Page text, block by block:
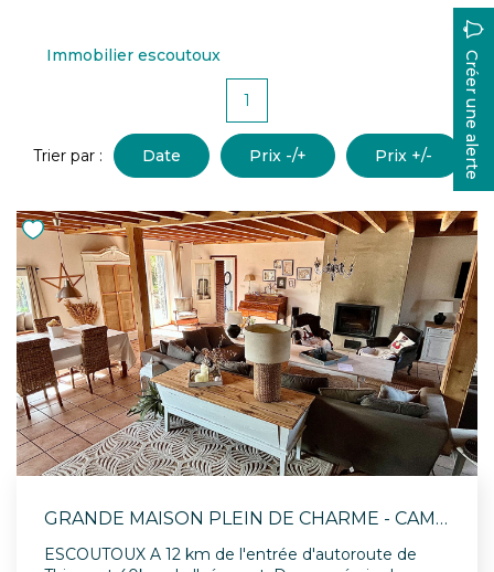
CONTACT
Immobilier escoutoux Créer une alerte
1
Trier par : Date Prix -/+ Prix +/-
GRANDE MAISON PLEIN DE CHARME - CAMPAGNE ESCOUTOUX
ESCOUTOUX A 12 km de l'entrée d'autoroute de